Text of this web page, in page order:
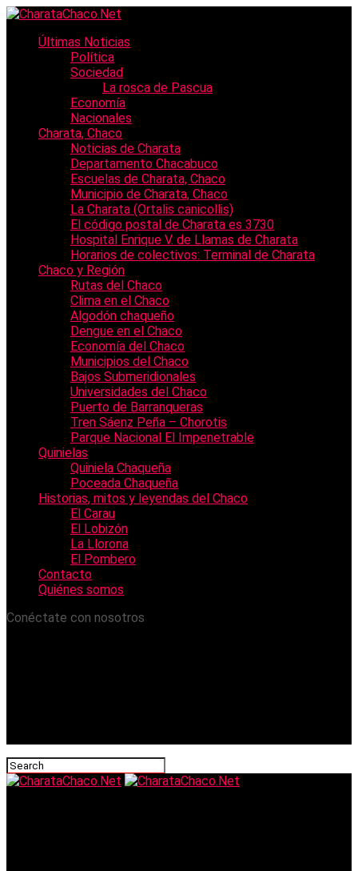
Últimas Noticias
Política
Sociedad
La rosca de Pascua
Economía
Nacionales
Charata, Chaco
Noticias de Charata
Departamento Chacabuco
Escuelas de Charata, Chaco
Municipio de Charata, Chaco
La Charata (Ortalis canicollis)
El código postal de Charata es 3730
Hospital Enrique V. de Llamas de Charata
Horarios de colectivos: Terminal de Charata
Chaco y Región
Rutas del Chaco
Clima en el Chaco
Algodón chaqueño
Dengue en el Chaco
Economía del Chaco
Municipios del Chaco
Bajos Submeridionales
Universidades del Chaco
Puerto de Barranqueras
Tren Sáenz Peña – Chorotis
Parque Nacional El Impenetrable
Quinielas
Quiniela Chaqueña
Poceada Chaqueña
Historias, mitos y leyendas del Chaco
El Carau
El Lobizón
La Llorona
El Pombero
Contacto
Quiénes somos
Conéctate con nosotros